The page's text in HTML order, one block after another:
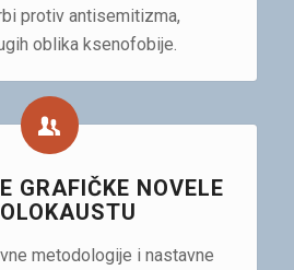
protiv antisemitizma,
oblika ksenofobije.
GRAFIČKE NOVELE
metodologije i nastavne